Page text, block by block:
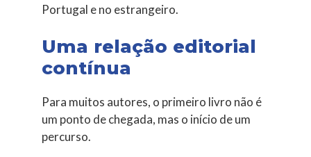
Portugal e no estrangeiro.
Uma relação editorial
contínua
Para muitos autores, o primeiro livro não é
um ponto de chegada, mas o início de um
percurso.